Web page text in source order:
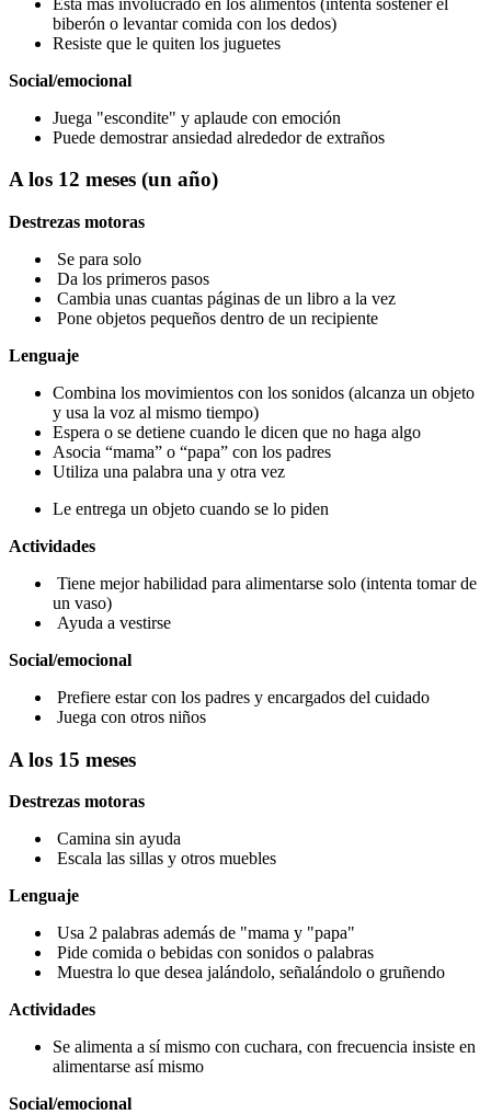
biberón o levantar comida con los dedos)
Resiste que le quiten los juguetes
Social/emocional
Juega "escondite" y aplaude con emoción
Puede demostrar ansiedad alrededor de extraños
A los 12 meses (un año)
Destrezas motoras
Se para solo
Da los primeros pasos
Cambia unas cuantas páginas de un libro a la vez
Pone objetos pequeños dentro de un recipiente
Lenguaje
Combina los movimientos con los sonidos (alcanza un objeto
y usa la voz al mismo tiempo)
Espera o se detiene cuando le dicen que no haga algo
Asocia “mama” o “papa” con los padres
Utiliza una palabra una y otra vez
Le entrega un objeto cuando se lo piden
Actividades
Tiene mejor habilidad para alimentarse solo (intenta tomar de
un vaso)
Ayuda a vestirse
Social/emocional
Prefiere estar con los padres y encargados del cuidado
Juega con otros niños
A los 15 meses
Destrezas motoras
Camina sin ayuda
Escala las sillas y otros muebles
Lenguaje
Usa 2 palabras además de "mama y "papa"
Pide comida o bebidas con sonidos o palabras
Muestra lo que desea jalándolo, señalándolo o gruñendo
Actividades
Se alimenta a sí mismo con cuchara, con frecuencia insiste en
alimentarse así mismo
Social/emocional